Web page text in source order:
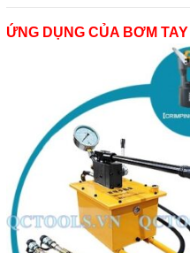
ỨNG DỤNG CỦA BƠM